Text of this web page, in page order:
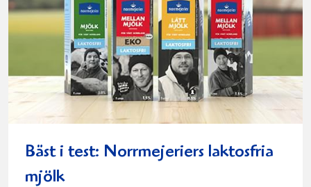
Bäst i test: Norrmejeriers laktosfria
mjölk